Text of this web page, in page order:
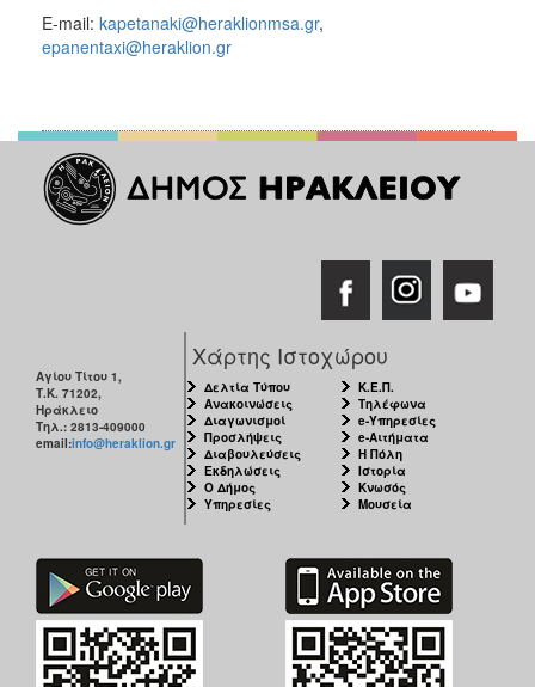
E-mail: kapetanaki@heraklionmsa.gr,
epanentaxi@heraklion.gr
Αγίου Τίτου 1,
Τ.Κ. 71202,
Ηράκλειο
Τηλ.: 2813-409000
email:info@heraklion.gr
Χάρτης Ιστοχώρου
Δελτία Τύπου
Ανακοινώσεις
Διαγωνισμοί
Προσλήψεις
Διαβουλεύσεις
Εκδηλώσεις
Ο Δήμος
Υπηρεσίες
Κ.Ε.Π.
Τηλέφωνα
e-Υπηρεσίες
e-Αιτήματα
Η Πόλη
Ιστορία
Κνωσός
Μουσεία